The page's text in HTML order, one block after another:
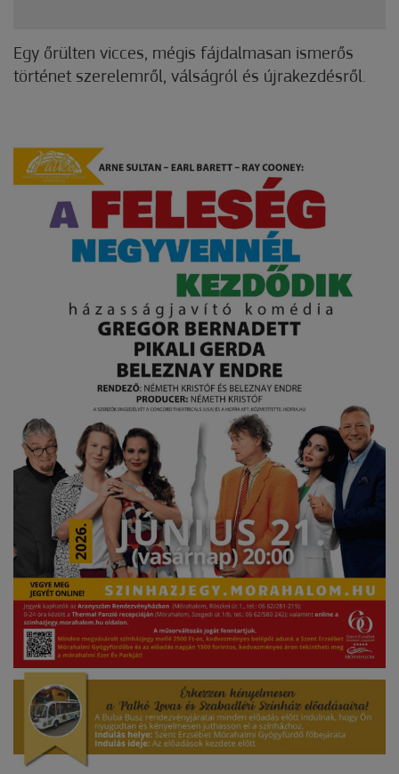
Egy őrülten vicces, mégis fájdalmasan ismerős
történet szerelemről, válságról és újrakezdésről.